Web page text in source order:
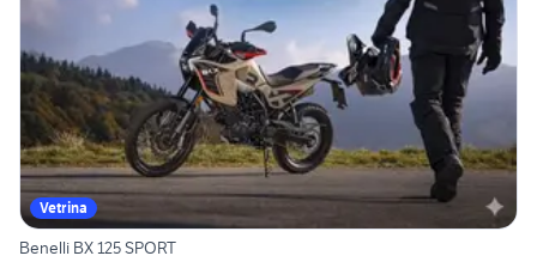
Vetrina
Benelli BX 125 SPORT